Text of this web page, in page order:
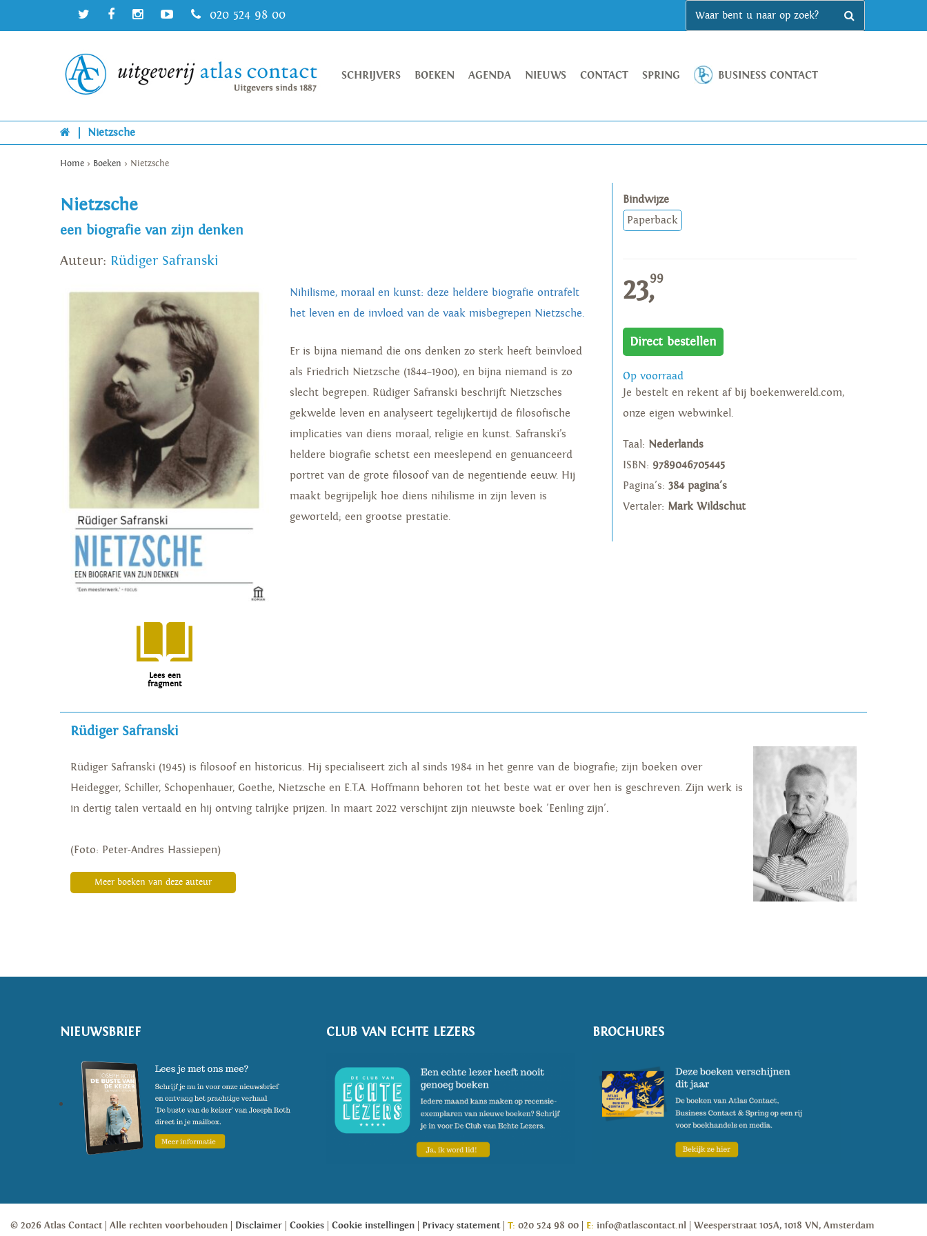
020 524 98 00
SCHRIJVERS BOEKEN AGENDA NIEUWS CONTACT SPRING BUSINESS CONTACT
Nietzsche
Home > Boeken > Nietzsche
Nietzsche
een biografie van zijn denken
Auteur: Rüdiger Safranski
Lees een
fragment
Nihilisme, moraal en kunst: deze heldere biografie ontrafelt
het leven en de invloed van de vaak misbegrepen Nietzsche.
Er is bijna niemand die ons denken zo sterk heeft beïnvloed
als Friedrich Nietzsche (1844–1900), en bijna niemand is zo
slecht begrepen. Rüdiger Safranski beschrijft Nietzsches
gekwelde leven en analyseert tegelijkertijd de filosofische
implicaties van diens moraal, religie en kunst. Safranski’s
heldere biografie schetst een meeslepend en genuanceerd
portret van de grote filosoof van de negentiende eeuw. Hij
maakt begrijpelijk hoe diens nihilisme in zijn leven is
geworteld; een grootse prestatie.
Bindwijze
Paperback
23,99
Direct bestellen
Op voorraad
Je bestelt en rekent af bij boekenwereld.com,
onze eigen webwinkel.
Taal: Nederlands
ISBN: 9789046705445
Pagina's: 384 pagina's
Vertaler: Mark Wildschut
Rüdiger Safranski
Rüdiger Safranski (1945) is filosoof en historicus. Hij specialiseert zich al sinds 1984 in het genre van de biografie; zijn boeken over
Heidegger, Schiller, Schopenhauer, Goethe, Nietzsche en E.T.A. Hoffmann behoren tot het beste wat er over hen is geschreven. Zijn werk is
in dertig talen vertaald en hij ontving talrijke prijzen. In maart 2022 verschijnt zijn nieuwste boek 'Eenling zijn'.
(Foto: Peter-Andres Hassiepen)
Meer boeken van deze auteur
NIEUWSBRIEF CLUB VAN ECHTE LEZERS BROCHURES
© 2026 Atlas Contact Alle rechten voorbehouden Disclaimer Cookies Cookie instellingen Privacy statement T: 020 524 98 00 E: info@atlascontact.nl Weesperstraat 105A, 1018 VN, Amsterdam